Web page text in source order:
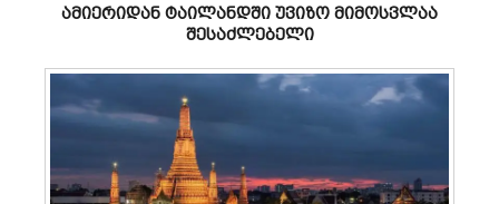
ამიერიდან ტაილანდში უვიზო მიმოსვლაა
შესაძლებელი